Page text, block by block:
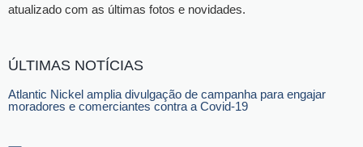
atualizado com as últimas fotos e novidades.
ÚLTIMAS NOTÍCIAS
Atlantic Nickel amplia divulgação de campanha para engajar
moradores e comerciantes contra a Covid-19